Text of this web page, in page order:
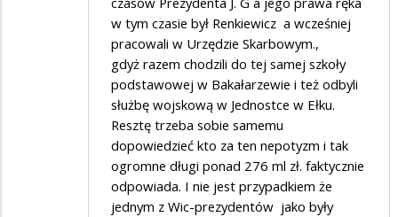
w tym czasie był Renkiewicz a wcześniej
pracowali w Urzędzie Skarbowym.,
gdyż razem chodzili do tej samej szkoły
podstawowej w Bakałarzewie i też odbyli
służbę wojskową w Jednostce w Ełku.
Resztę trzeba sobie samemu
dopowiedzieć kto za ten nepotyzm i tak
ogromne długi ponad 276 ml zł. faktycznie
odpowiada. I nie jest przypadkiem że
jednym z Wic-prezydentów jako były